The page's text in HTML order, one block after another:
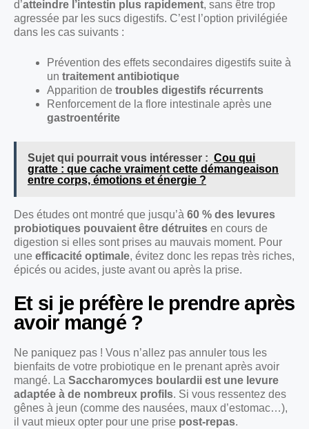
d’atteindre l’intestin plus rapidement, sans être trop
agressée par les sucs digestifs. C’est l’option privilégiée
dans les cas suivants :
Prévention des effets secondaires digestifs suite à
un traitement antibiotique
Apparition de troubles digestifs récurrents
Renforcement de la flore intestinale après une
gastroentérite
Sujet qui pourrait vous intéresser : Cou qui
gratte : que cache vraiment cette démangeaison
entre corps, émotions et énergie ?
Des études ont montré que jusqu’à 60 % des levures
probiotiques pouvaient être détruites en cours de
digestion si elles sont prises au mauvais moment. Pour
une efficacité optimale, évitez donc les repas très riches,
épicés ou acides, juste avant ou après la prise.
Et si je préfère le prendre après
avoir mangé ?
Ne paniquez pas ! Vous n’allez pas annuler tous les
bienfaits de votre probiotique en le prenant après avoir
mangé. La Saccharomyces boulardii est une levure
adaptée à de nombreux profils. Si vous ressentez des
gênes à jeun (comme des nausées, maux d’estomac…),
il vaut mieux opter pour une prise post-repas.